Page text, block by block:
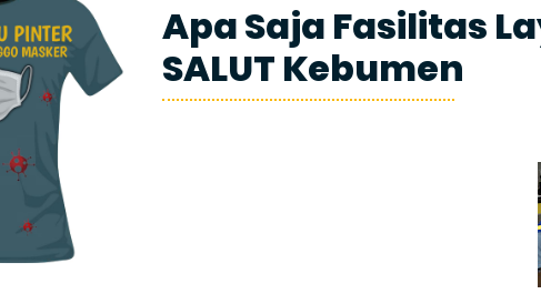
Apa Saja Fasilitas
SALUT Kebumen